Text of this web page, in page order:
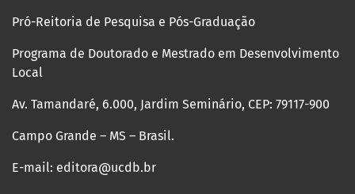
Pró-Reitoria de Pesquisa e Pós-Graduação
Programa de Doutorado e Mestrado em Desenvolvimento
Local
Av. Tamandaré, 6.000, Jardim Seminário, CEP: 79117-900
Campo Grande – MS – Brasil.
E-mail: editora@ucdb.br